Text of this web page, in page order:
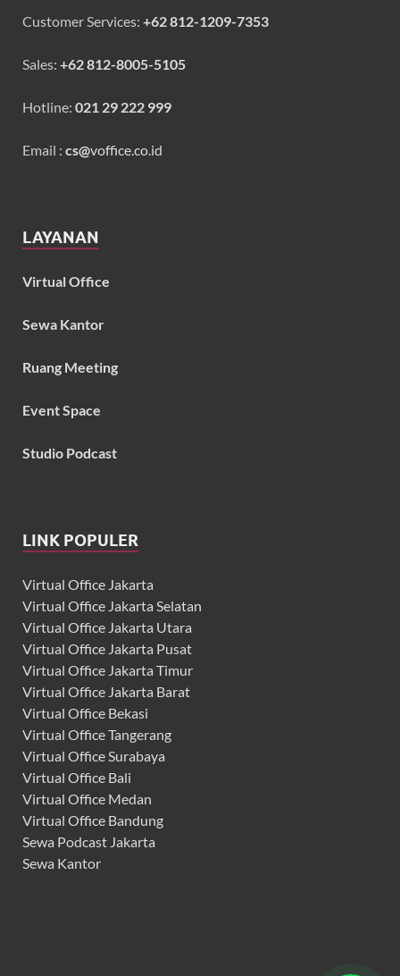
Customer Services: +62 812-1209-7353
Sales: +62 812-8005-5105
Hotline: 021 29 222 999
Email : cs@voffice.co.id
LAYANAN
Virtual Office
Sewa Kantor
Ruang Meeting
Event Space
Studio Podcast
LINK POPULER
Virtual Office Jakarta
Virtual Office Jakarta Selatan
Virtual Office Jakarta Utara
Virtual Office Jakarta Pusat
Virtual Office Jakarta Timur
Virtual Office Jakarta Barat
Virtual Office Bekasi
Virtual Office Tangerang
Virtual Office Surabaya
Virtual Office Bali
Virtual Office Medan
Virtual Office Bandung
Sewa Podcast Jakarta
Sewa Kantor